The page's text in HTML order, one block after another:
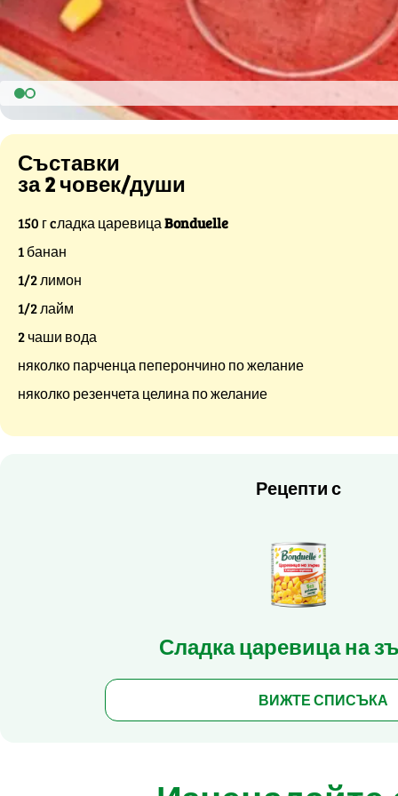
Съставки
за 2 човек/души
150 г cладка царевицаBonduelle
1 банан
1/2 лимон
1/2 лайм
2 чаши вода
няколко парченца пеперончино по желание
няколко резенчета целина по желание
Рецепти с
Сладка царевица на
ВИЖТЕ СПИСЪКА